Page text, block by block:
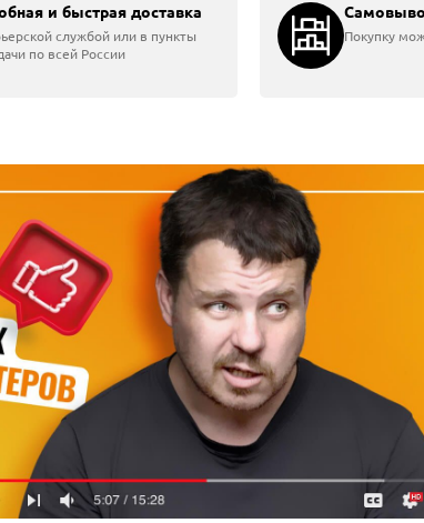
пила DCMCS574 +...
и быстрая доставка
службой или в пункты
по всей России
Покупку